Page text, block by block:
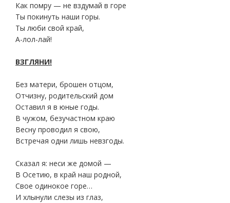
Как помру — не вздумай в горе
Ты покинуть наши горы.
Ты люби свой край,
А-лол-лай!
ВЗГЛЯНИ!
Без матери, брошен отцом,
Отчизну, родительский дом
Оставил я в юные годы.
В чужом, безучастном краю
Весну проводил я свою,
Встречая одни лишь невзгоды.
Сказал я: неси же домой —
В Осетию, в край наш родной,
Свое одинокое горе…
И хлынули слезы из глаз,